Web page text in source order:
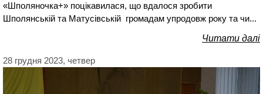
«Шполяночка+» поцікавилася, що вдалося зробити
Шполянській та Матусівській громадам упродовж року та чи...
Читати далі
28 грудня 2023, четвер